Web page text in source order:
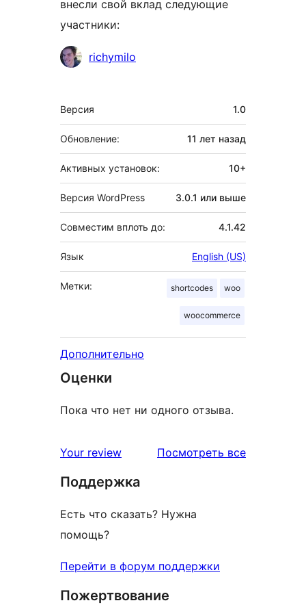
внесли свой вклад следующие
участники:
Участники
richymilo
Мета
Версия 1.0
Обновление: 11 лет назад
Активных установок: 10+
Версия WordPress 3.0.1 или выше
Совместим вплоть до: 4.1.42
Язык English (US)
Метки: shortcodes woo
woocommerce
Дополнительно
Оценки
Пока что нет ни одного отзыва.
Your review Посмотреть всеотзывы
Поддержка
Есть что сказать? Нужна
помощь?
Перейти в форум поддержки
Пожертвование